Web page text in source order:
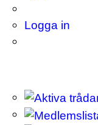
Logga in